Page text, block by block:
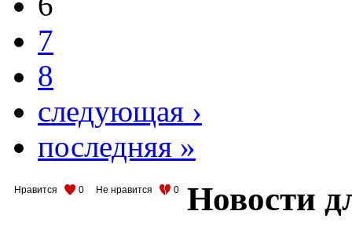
7
8
следующая ›
последняя »
Нравится 0 Не нравится 0 Новости